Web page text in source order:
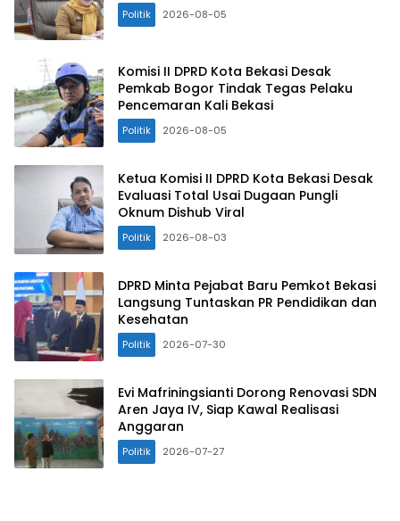
Politik 2026-08-05
Komisi II DPRD Kota Bekasi Desak
Pemkab Bogor Tindak Tegas Pelaku
Pencemaran Kali Bekasi
Politik 2026-08-05
Ketua Komisi II DPRD Kota Bekasi Desak
Evaluasi Total Usai Dugaan Pungli
Oknum Dishub Viral
Politik 2026-08-03
DPRD Minta Pejabat Baru Pemkot Bekasi
Langsung Tuntaskan PR Pendidikan dan
Kesehatan
Politik 2026-07-30
Evi Mafriningsianti Dorong Renovasi SDN
Aren Jaya IV, Siap Kawal Realisasi
Anggaran
Politik 2026-07-27